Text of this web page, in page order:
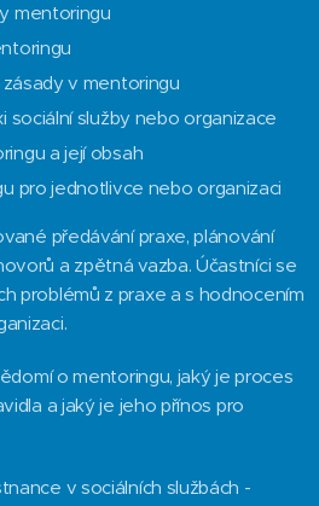
mentoringu
v mentoringu
sociální služby nebo organizace
a její obsah
pro jednotlivce nebo organizaci
předávání praxe, plánování
a zpětná vazba. Účastníci se
problémů z praxe a s hodnocením
o mentoringu, jaký je proces
a jaký je jeho přínos pro
v sociálních službách -